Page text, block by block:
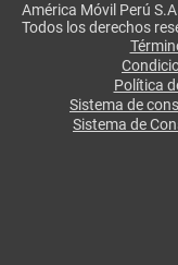
América Móvil Perú
Todos los derechos
Política
Sistema de
Sistema de